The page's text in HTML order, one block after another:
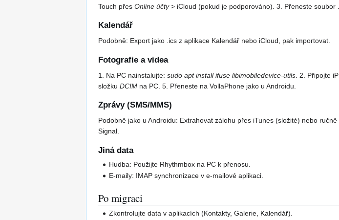
Touch přes Online účty> iCloud (pokud je podporováno). 3. Přeneste soubor
Kalendář
Podobně: Export jako .ics z aplikace Kalendář nebo iCloud, pak importovat.
Fotografie a videa
1. Na PC nainstalujte: sudo apt install ifuse libimobiledevice-utils . 2. Připojte
složku DCIM na PC. 5. Přeneste na VollaPhone jako u Androidu.
Zprávy (SMS/MMS)
Podobně jako u Androidu: Extrahovat zálohu přes iTunes (složité) nebo
Signal.
Jiná data
Hudba: Použijte Rhythmbox na PC k přenosu.
E-maily: IMAP synchronizace v e-mailové aplikaci.
Po migraci
Zkontrolujte data v aplikacích (Kontakty, Galerie, Kalendář).